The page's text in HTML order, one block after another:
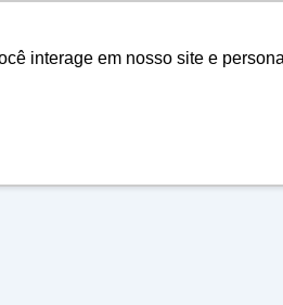
interage em nosso site e